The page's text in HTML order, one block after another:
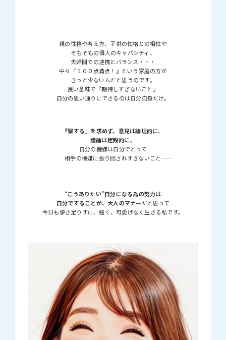
親の性格や考え方、子供の性格との相性や
そもそもの個人のキャパシティ、
夫婦間での連携とバランス・・・
中々『１００点満点！』という家庭の方が
きっと少ないんだと思うのです。
良い意味で『期待しすぎないこと』
自分の思い通りにできるのは自分自身だけ。
『察する』を求めず、意見は論理的に、
議論は建設的に。
自分の機嫌は自分でとって
相手の機嫌に振り回されすぎないこと――
“こうありたい”自分になる為の努力は
自分ですることが、大人のマナーだと思って
今日も儚さ足りずに、強く、可愛げなく生きる私です。